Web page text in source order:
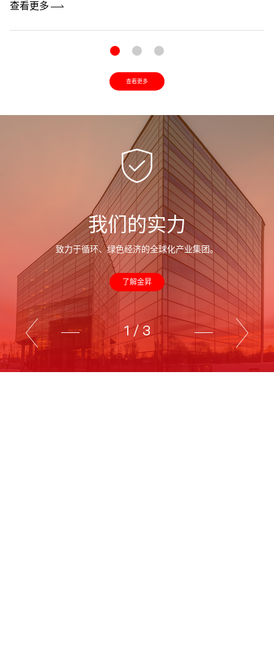
查看更多
查看更多
我们的实力
致力于循环、绿色经济的全球化产业集团。
了解金昇
1/ 3